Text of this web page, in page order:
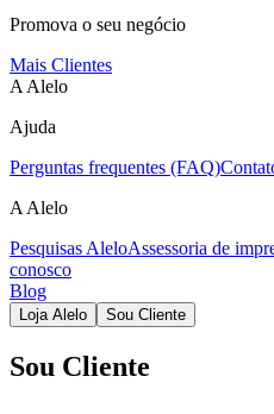
Promova o seu negócio
Mais Clientes
A Alelo
Ajuda
Perguntas frequentes (FAQ)
A Alelo
Pesquisas AleloAssessoria de
conosco
Blog
Loja Alelo Sou Cliente
Sou Cliente